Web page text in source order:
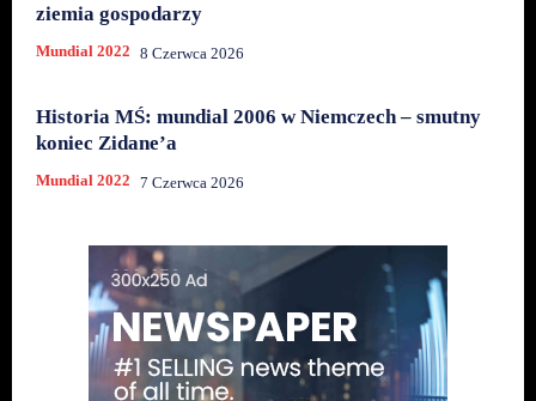
ziemia gospodarzy
Mundial 2022 8 Czerwca 2026
Historia MŚ: mundial 2006 w Niemczech – smutny
koniec Zidane’a
Mundial 2022 7 Czerwca 2026